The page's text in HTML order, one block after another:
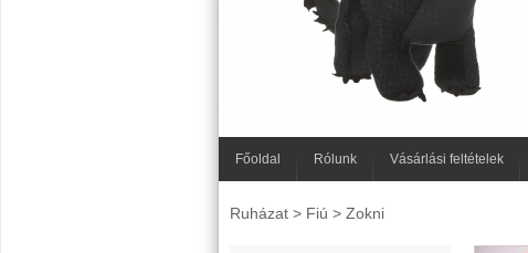
Főoldal Rólunk Vásárlási feltételek
Ruházat> Fiú > Zokni